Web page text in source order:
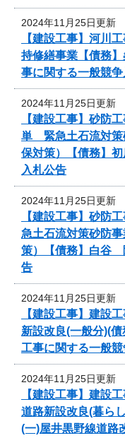
2024年11月25日更新
【建設工事】河
持修繕事業【債務
事に関する一般競
2024年11月25日更新
【建設工事】砂防
単 緊急土石流対策
保対策）【債務】
入札公告
2024年11月25日更新
【建設工事】砂
急土石流対策砂防
策）【債務】白谷
告
2024年11月25日更新
【建設工事】建
新設改良(一般分)(
工事に関する一般
2024年11月25日更新
【建設工事】建設
道路新設改良(暮ら
(一)屋井黒野線道路